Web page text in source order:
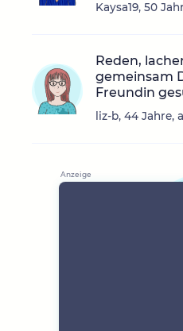
Kaysa19, 50
Reden,
gemeinsam
Freundin
liz-b, 44 Jahre,